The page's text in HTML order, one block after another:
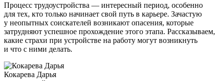
Процесс трудоустройства — интересный период, особенно
для тех, кто только начинает свой путь в карьере. Зачастую
у неопытных соискателей возникают опасения, которые
затрудняют успешное прохождение этого этапа. Рассказываем,
какие страхи при устройстве на работу могут возникнуть
и что с ними делать.
Кокарева Дарья